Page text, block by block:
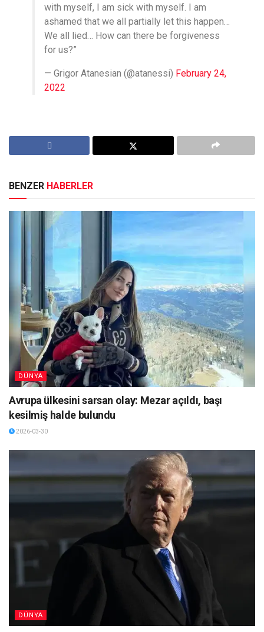
with myself, I am sick with myself. I am
ashamed that we all partially let this happen…
We all lied… How can there be forgiveness
for us?”
— Grigor Atanesian (@atanessi) February 24,
2022
BENZER HABERLER
DÜNYA
Avrupa ülkesini sarsan olay: Mezar açıldı, başı
kesilmiş halde bulundu
2026-03-30
DÜNYA